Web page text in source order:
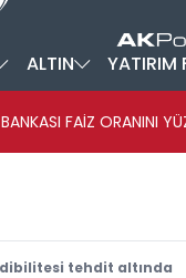
ALTIN YATIRIM
FAİZ ORANINI
tehdit altında